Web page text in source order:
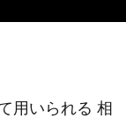
用いられる 相